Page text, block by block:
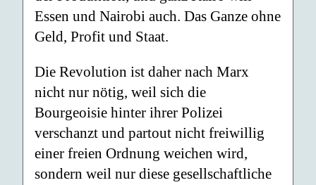
Essen und Nairobi auch. Das Ganze ohne
Geld, Profit und Staat.
Die Revolution ist daher nach Marx
nicht nur nötig, weil sich die
Bourgeoisie hinter ihrer Polizei
verschanzt und partout nicht freiwillig
einer freien Ordnung weichen wird,
sondern weil nur diese gesellschaftliche